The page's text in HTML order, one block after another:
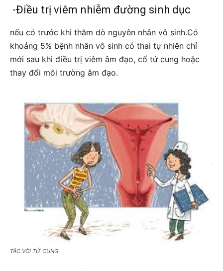
-Điều trị viêm nhiễm đường sinh dục
nếu có trước khi thăm dò nguyên nhân vô sinh.Có
khoảng 5% bệnh nhân vô sinh có thai tự nhiên chỉ
mới sau khi điều trị viêm âm đạo, cổ tử cung hoặc
thay đổi môi trường âm đạo.
TẮC VÒI TỬ CUNG